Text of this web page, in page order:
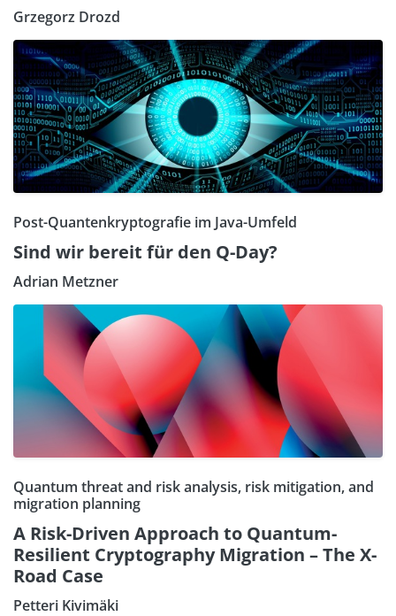
Grzegorz Drozd
Post-Quantenkryptografie im Java-Umfeld
Sind wir bereit für den Q-Day?
Adrian Metzner
Quantum threat and risk analysis, risk mitigation, and
migration planning
A Risk-Driven Approach to Quantum-
Resilient Cryptography Migration – The X-
Road Case
Petteri Kivimäki